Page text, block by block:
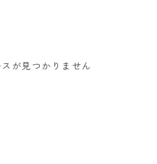
が見つかりません